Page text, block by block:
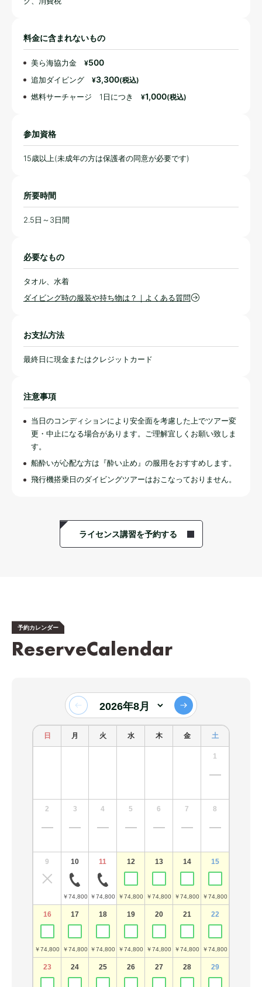
料金に含まれないもの
美ら海協力金 ¥500
追加ダイビング ¥3,300(税込)
燃料サーチャージ 1日につき ¥1,000(税込)
参加資格
15歳以上(未成年の方は保護者の同意が必要です)
所要時間
2.5日～3日間
必要なもの
タオル、水着
ダイビング時の服装や持ち物は？｜よくある質問
お支払方法
最終日に現金またはクレジットカード
注意事項
当日のコンディションにより安全面を考慮した上でツアー変
更・中止になる場合があります。ご理解宜しくお願い致しま
す。
船酔いが心配な方は『酔い止め』の服用をおすすめします。
飛行機搭乗日のダイビングツアーはおこなっておりません。
ライセンス講習を予約する
予約カレンダー
ReserveCalendar
日 月 火 水 木 金 土
1
2 3 4 5 6 7 8
9 10
￥74,800
11
￥74,800
12
￥74,800
13
￥74,800
14
￥74,800
15
￥74,800
16
￥74,800
17
￥74,800
18
￥74,800
19
￥74,800
20
￥74,800
21
￥74,800
22
￥74,800
23 24 25 26 27 28 29